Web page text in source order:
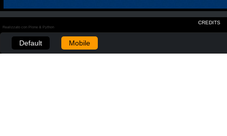
CREDITS
Realizzato con Plone & Python
Default Mobile